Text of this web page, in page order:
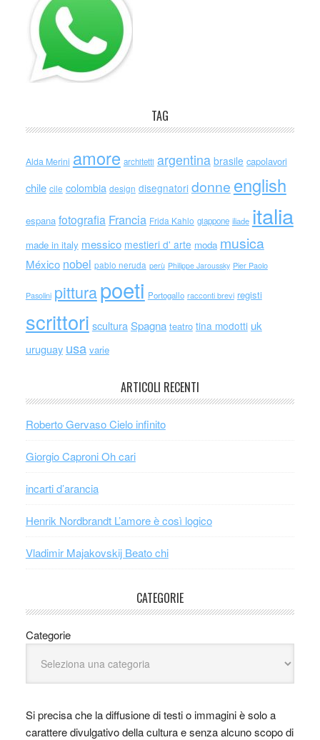
TAG
Alda Merini amore architetti argentina brasile capolavori
chile cile colombia design disegnatori donne english
espana fotografia Francia Frida Kahlo giappone iliade italia
made in italy messico mestieri d' arte moda musica
México nobel pablo neruda perù Philippe Jaroussky Pier Paolo
Pasolini pitturapoeti Portogallo racconti brevi registi
scrittori scultura Spagna teatro tina modotti uk
uruguay usa varie
ARTICOLI RECENTI
Roberto Gervaso Cielo infinito
Giorgio Caproni Oh cari
incarti d’arancia
Henrik Nordbrandt L’amore è così logico
Vladimir Majakovskij Beato chi
CATEGORIE
Categorie
Si precisa che la diffusione di testi o immagini è solo a
carattere divulgativo della cultura e senza alcuno scopo di